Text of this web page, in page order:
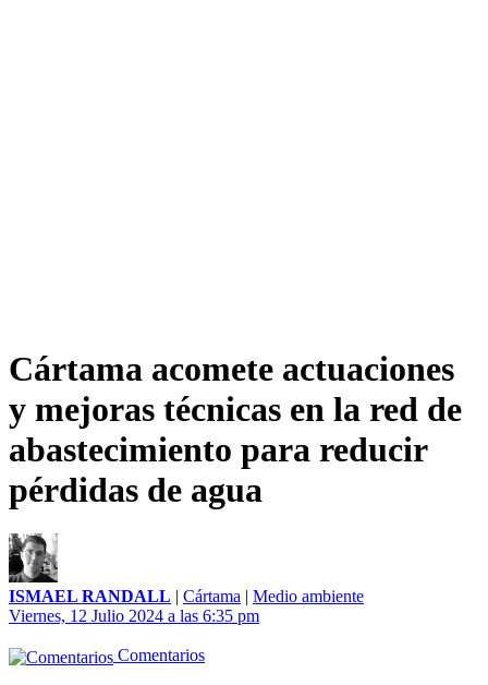
Cártama acomete actuaciones
y mejoras técnicas en la red de
abastecimiento para reducir
pérdidas de agua
ISMAEL RANDALL | Cártama | Medio ambiente
Viernes, 12 Julio 2024 a las 6:35 pm
Comentarios